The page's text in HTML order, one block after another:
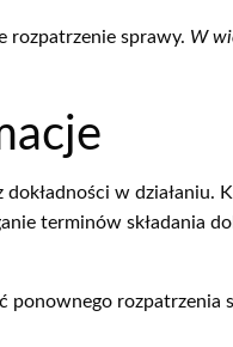
rozpatrzenie sprawy. W
w
terminów składania
rozpatrzenia